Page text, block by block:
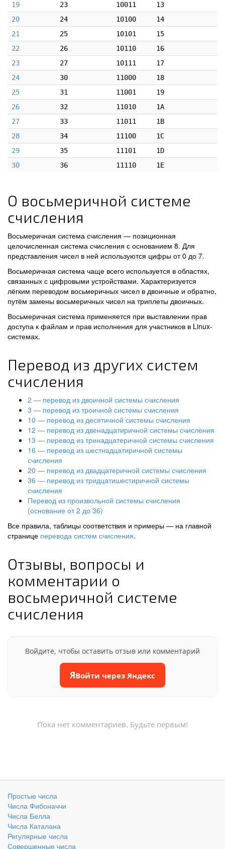
19
23 10011
13
20
24 10100
14
21
25 10101
15
22
26 10110
16
23
27 10111
17
24
30 11000
18
25
31 11001
19
26
32 11010
1A
27
33 11011
1B
28
34 11100
1C
29
35 11101
1D
30
36 11110 1E
О восьмеричной системе
счисления
Восьмеричная система счисления — позиционная
целочисленная система счисления с основанием 8. Для
представления чисел в ней используются цифры от 0 до 7.
Восьмеричная система чаще всего используется в областях,
связанных с цифровыми устройствами. Характеризуется
лёгким переводом восьмеричных чисел в двоичные и обратно,
путём замены восьмеричных чисел на триплеты двоичных.
Восьмеричная система применяется при выставлении прав
доступа к файлам и прав исполнения для участников в Linux-
системах.
Перевод из других систем
счисления
2 — перевод из двоичной системы счисления
3 — перевод из троичной системы счисления
10 — перевод из десятичной системы счисления
12 — перевод из двенадцатиричной системы счисления
13 — перевод из тринадцатеричной системы счисления
16 — перевод из шестнадцатиричной системы
счисления
20 — перевод из двадцатеричной системы счисления
36 — перевод из тридцатишестиричной системы
счисления
Перевод из произвольной системы счисления
(основание от 2 до 36)
Все правила, таблицы соответствия и примеры — на главной
странице перевода систем счисления.
Отзывы, вопросы и
комментарии о
восьмеричной системе
счисления
Войдите, чтобы оставить отзыв или комментарий
ЯВойти через Яндекс
Пока нет комментариев. Будьте первым!
Простые числа
Числа Фибоначчи
Числа Белла
Числа Каталана
Регулярные числа
Совершенные числа